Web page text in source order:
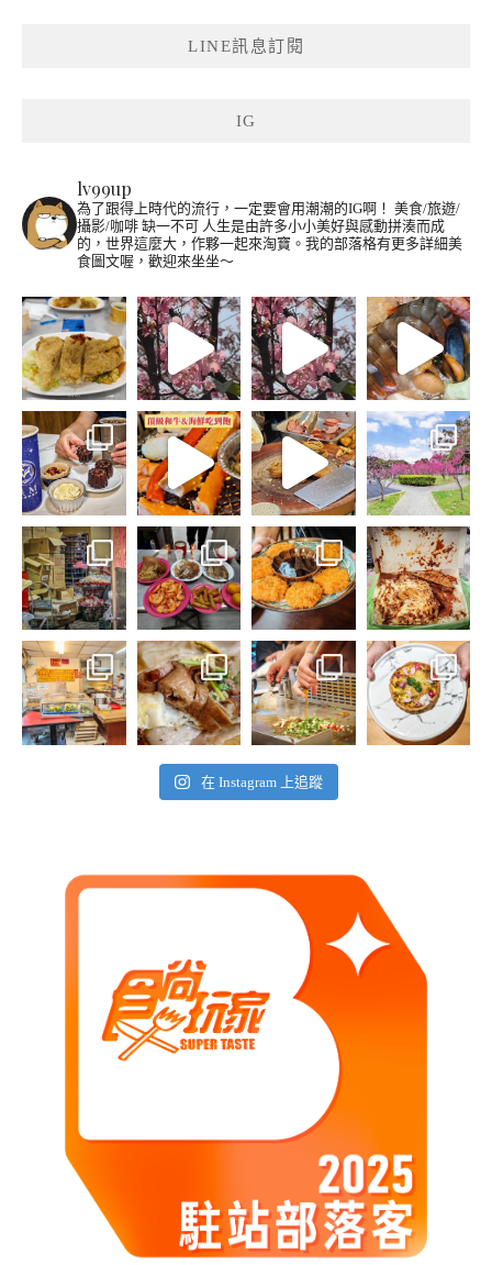
LINE訊息訂閱
IG
lv99up
為了跟得上時代的流行，一定要會用潮潮的IG啊！ 美食/旅遊/
攝影/咖啡 缺一不可 人生是由許多小小美好與感動拼湊而成
的，世界這麼大，作夥一起來淘寶。我的部落格有更多詳細美
食圖文喔，歡迎來坐坐～
在 Instagram 上追蹤